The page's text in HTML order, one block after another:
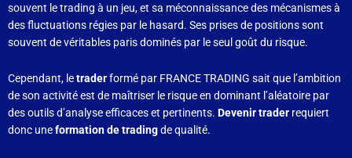
souvent le trading à un jeu, et sa méconnaissance des mécanismes à
des fluctuations régies par le hasard. Ses prises de positions sont
souvent de véritables paris dominés par le seul goût du risque.
Cependant, letraderformé par FRANCE TRADING sait que l’ambition
de son activité est de maîtriser le risque en dominant l’aléatoire par
des outils d’analyse efficaces et pertinents. Devenir trader requiert
donc uneformation de tradingde qualité.